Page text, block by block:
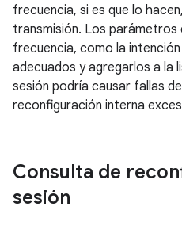
frecuencia, si es que lo
transmisión. Los parámetros
frecuencia, como la
adecuados y agregarlos a la
sesión podría causar fallas
reconfiguración interna
Consulta de
sesión